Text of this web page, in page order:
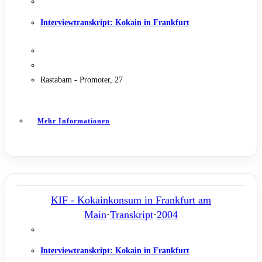
Interviewtranskript: Kokain in Frankfurt
Rastabam - Promoter, 27
Mehr Informationen
KIF - Kokainkonsum in Frankfurt am
Main·Transkript·2004
Interviewtranskript: Kokain in Frankfurt